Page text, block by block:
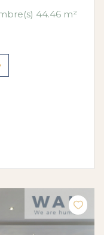
Appartement 2 pièce(s) 1 chambre(s) 44.46 m²